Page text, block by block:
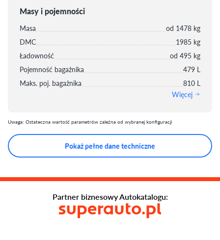
Masy i pojemności
Masa
od 1478 kg
DMC
1985 kg
Ładowność
od 495 kg
Pojemność bagażnika
479 L
Maks. poj. bagażnika
810 L
Więcej
Uwaga: Ostateczna wartość parametrów zależna od wybranej konfiguracji
Pokaż pełne dane techniczne
Partner biznesowy Autokatalogu: